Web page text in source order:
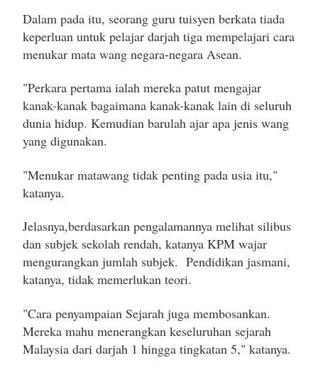
Dalam pada itu, seorang guru tuisyen berkata tiada
keperluan untuk pelajar darjah tiga mempelajari cara
menukar mata wang negara-negara Asean.
"Perkara pertama ialah mereka patut mengajar
kanak-kanak bagaimana kanak-kanak lain di seluruh
dunia hidup. Kemudian barulah ajar apa jenis wang
yang digunakan.
"Menukar matawang tidak penting pada usia itu,"
katanya.
Jelasnya,berdasarkan pengalamannya melihat silibus
dan subjek sekolah rendah, katanya KPM wajar
mengurangkan jumlah subjek. Pendidikan jasmani,
katanya, tidak memerlukan teori.
"Cara penyampaian Sejarah juga membosankan.
Mereka mahu menerangkan keseluruhan sejarah
Malaysia dari darjah 1 hingga tingkatan 5," katanya.